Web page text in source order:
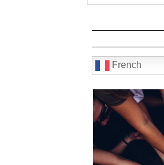
French